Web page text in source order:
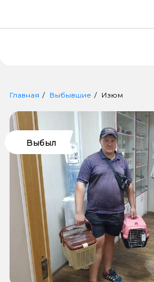
Главная Выбывшие Изюм
Выбыл